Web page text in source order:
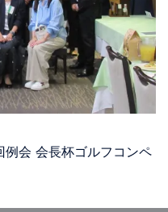
会 会長杯ゴルフコンペ